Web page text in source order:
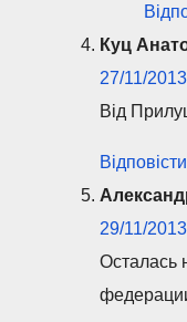
Куц
27/11/
Від
Відповісти
29/11/
Осталась